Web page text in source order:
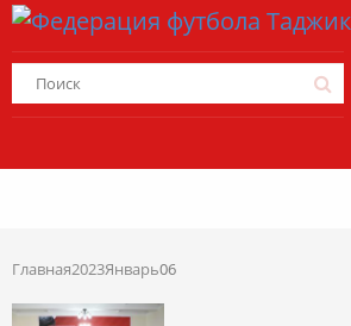
Главная2023Январь06